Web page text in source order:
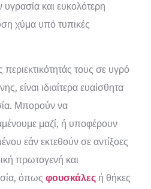
υγρασία και ευκολότερη
χύμα υπό τυπικές
τους σε υγρό
είναι ιδιαίτερα ευαίσθητα
Μπορούν να
μαζί, ή υποφέρουν
εάν εκτεθούν σε αντίξοες
πρωτογενή και
όπως φουσκάλες ή θήκες